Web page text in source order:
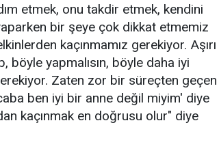
etmek, onu takdir etmek, kendini
bir şeye çok dikkat etmemiz
kaçınmamız gerekiyor. Aşırı
böyle yapmalısın, böyle daha iyi
Zaten zor bir süreçten geçen
ben iyi bir anne değil miyim' diye
kaçınmak en doğrusu olur" diye